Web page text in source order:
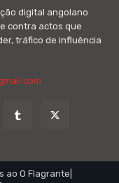
digital angolano
contra actos que
tráfico de influência
ao O Flagrante|